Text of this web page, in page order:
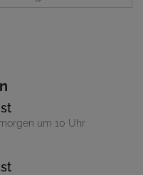
um 10 Uhr